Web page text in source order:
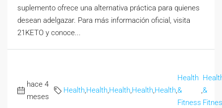
suplemento ofrece una alternativa práctica para quienes
desean adelgazar. Para más información oficial, visita
21KETO y conoce...
hace 4
meses
Health,Health,Health,Health,Health,
Health
&
Fitness
,&